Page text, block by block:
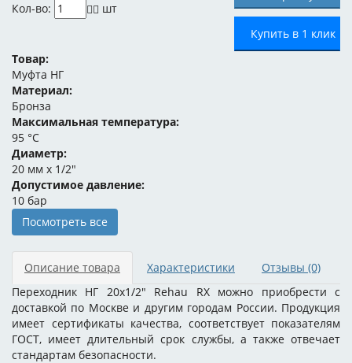
Кол-во:
шт
Купить в 1 клик
Товар:
Муфта НГ
Материал:
Бронза
Максимальная температура:
95 °C
Диаметр:
20 мм x 1/2"
Допустимое давление:
10 бар
Посмотреть все
Описание товара Характеристики Отзывы (0)
Переходник НГ 20x1/2" Rehau RX можно приобрести с
доставкой по Москве и другим городам России. Продукция
имеет сертификаты качества, соответствует показателям
ГОСТ, имеет длительный срок службы, а также отвечает
стандартам безопасности.